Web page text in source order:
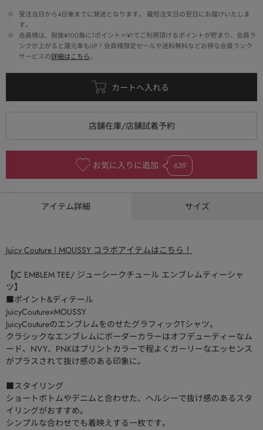
※
受注当日から4日後までに発送となります。 最短注文日の翌日にお届けいたしま
す。
※
会員様は、税抜¥100毎に1ポイント＝¥1でご利用頂けるポイントが貯まり、会員ラ
ンクが上がると還元率もUP！会員様限定セールや送料無料などお得な会員ランク
サービスの詳細はこちら。
お気に入りに追加 639
アイテム詳細 サイズ
Juicy Couture | MOUSSY コラボアイテムはこちら！
【JC EMBLEM TEE/ ジューシークチュール エンブレムティーシャ
ツ】
■ポイント&ディテール
JuicyCouture×MOUSSY
JuicyCoutureのエンブレムをのせたグラフィックTシャツ。
クラシックなエンブレムにボーダーカラーはオフデューティーなム
ード、NVY、PNKはプリントカラーで程よくガーリーなエッセンス
がプラスされて抜け感のある印象に。
■スタイリング
ショートボトムやデニムと合わせた、ヘルシーで抜け感のあるスタ
イリングがおすすめ。
シンプルな合わせでも着映えする一枚です。